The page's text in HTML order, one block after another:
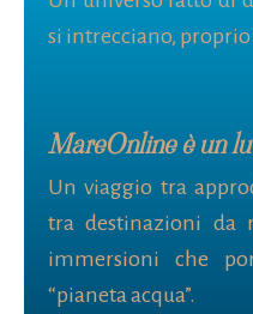
si intrecciano, proprio
MareOnline è un
Un viaggio tra
tra destinazioni da
immersioni che
“pianeta acqua”.